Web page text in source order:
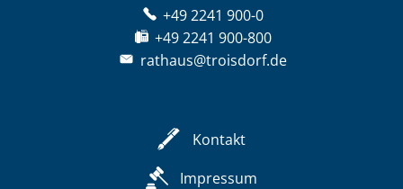
+49 2241 900-0
+49 2241 900-800
rathaus@troisdorf.de
Kontakt
Impressum